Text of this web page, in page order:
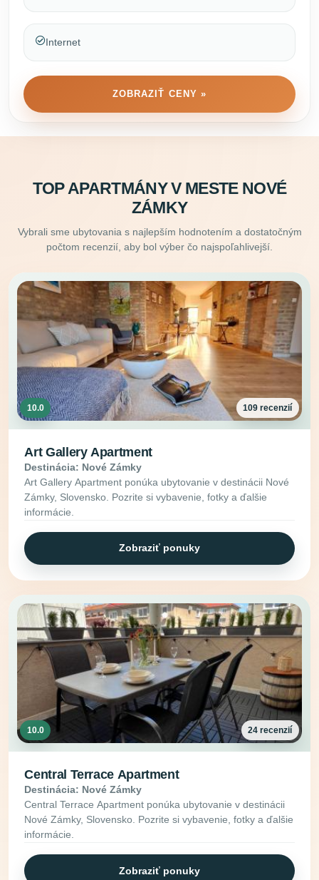
Internet
ZOBRAZIŤ CENY »
TOP APARTMÁNY V MESTE NOVÉ
ZÁMKY
Vybrali sme ubytovania s najlepším hodnotením a dostatočným
počtom recenzií, aby bol výber čo najspoľahlivejší.
10.0 109 recenzií
Art Gallery Apartment
Destinácia: Nové Zámky
Art Gallery Apartment ponúka ubytovanie v destinácii Nové
Zámky, Slovensko. Pozrite si vybavenie, fotky a ďalšie
informácie.
Zobraziť ponuky
10.0 24 recenzií
Central Terrace Apartment
Destinácia: Nové Zámky
Central Terrace Apartment ponúka ubytovanie v destinácii
Nové Zámky, Slovensko. Pozrite si vybavenie, fotky a ďalšie
informácie.
Zobraziť ponuky